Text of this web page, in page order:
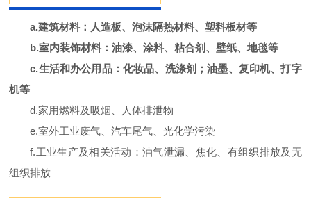
a.建筑材料：人造板、泡沫隔热材料、塑料板材等
b.室内装饰材料：油漆、涂料、粘合剂、壁纸、地毯等
c.生活和办公用品：化妆品、洗涤剂；油墨、复印机、打字
机等
d.家用燃料及吸烟、人体排泄物
e.室外工业废气、汽车尾气、光化学污染
f.工业生产及相关活动：油气泄漏、焦化、有组织排放及无
组织排放